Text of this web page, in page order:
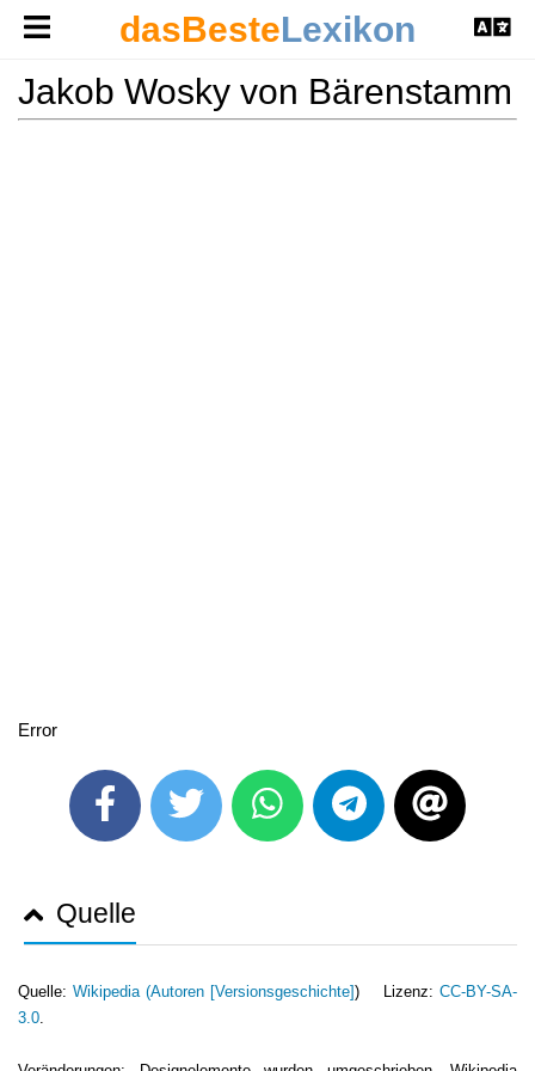
dasBesteLexikon
Jakob Wosky von Bärenstamm
Error
Quelle
Quelle: Wikipedia (Autoren [Versionsgeschichte]) Lizenz: CC-BY-SA-
3.0.